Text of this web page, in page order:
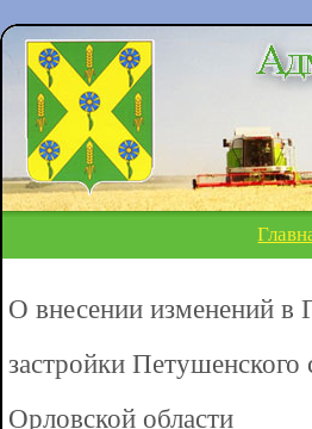
О внесении изменений в
застройки Петушенского
Орловской области